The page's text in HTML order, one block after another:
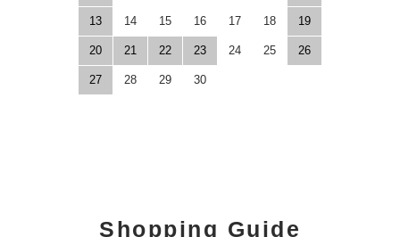
13 14 15 16 17 18 19
20 21 22 23 24 25 26
27 28 29 30
Shopping Guide